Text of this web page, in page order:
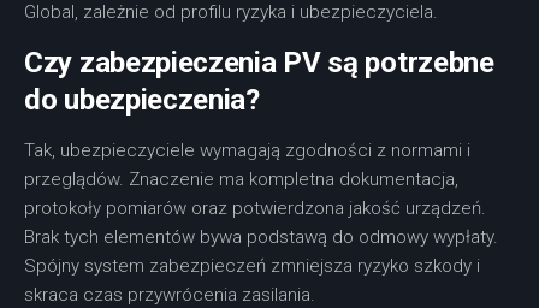
Global, zależnie od profilu ryzyka i ubezpieczyciela.
Czy zabezpieczenia PV są potrzebne
do ubezpieczenia?
Tak, ubezpieczyciele wymagają zgodności z normami i
przeglądów. Znaczenie ma kompletna dokumentacja,
protokoły pomiarów oraz potwierdzona jakość urządzeń.
Brak tych elementów bywa podstawą do odmowy wypłaty.
Spójny system zabezpieczeń zmniejsza ryzyko szkody i
skraca czas przywrócenia zasilania.